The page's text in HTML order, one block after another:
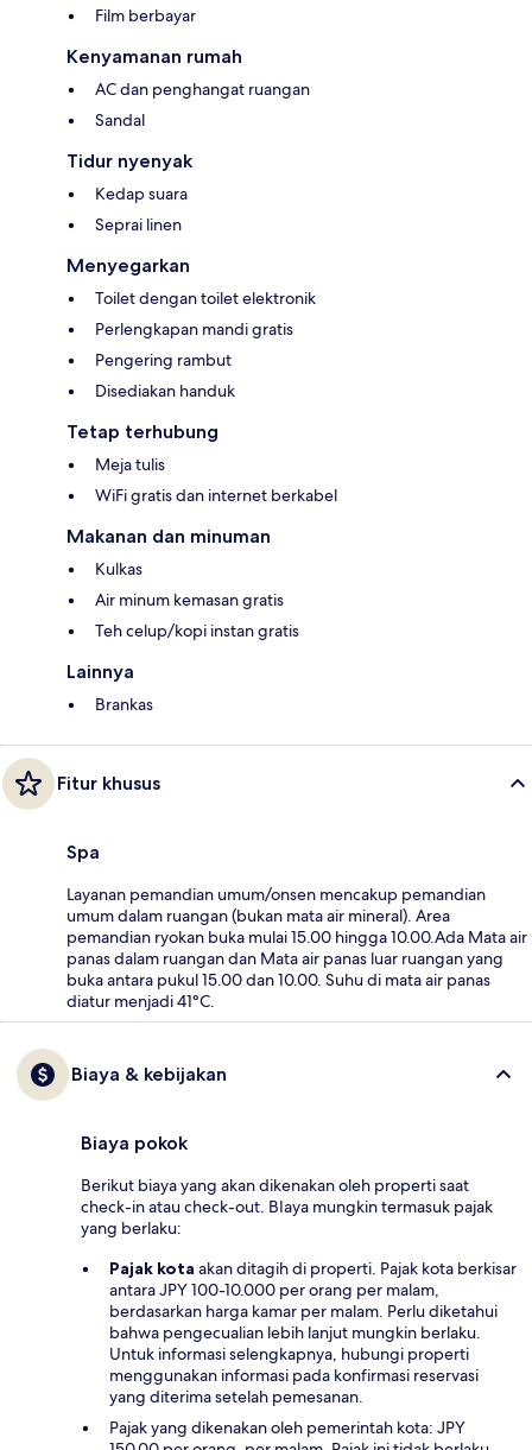
Film berbayar
Kenyamanan rumah
AC dan penghangat ruangan
Sandal
Tidur nyenyak
Kedap suara
Seprai linen
Menyegarkan
Toilet dengan toilet elektronik
Perlengkapan mandi gratis
Pengering rambut
Disediakan handuk
Tetap terhubung
Meja tulis
WiFi gratis dan internet berkabel
Makanan dan minuman
Kulkas
Air minum kemasan gratis
Teh celup/kopi instan gratis
Lainnya
Brankas
Fitur khusus
Spa
Layanan pemandian umum/onsen mencakup pemandian
umum dalam ruangan (bukan mata air mineral). Area
pemandian ryokan buka mulai 15.00 hingga 10.00.Ada Mata air
panas dalam ruangan dan Mata air panas luar ruangan yang
buka antara pukul 15.00 dan 10.00. Suhu di mata air panas
diatur menjadi 41°C.
Biaya & kebijakan
Biaya pokok
Berikut biaya yang akan dikenakan oleh properti saat
check-in atau check-out. BIaya mungkin termasuk pajak
yang berlaku:
Pajak kota akan ditagih di properti. Pajak kota berkisar
antara JPY 100-10.000 per orang per malam,
berdasarkan harga kamar per malam. Perlu diketahui
bahwa pengecualian lebih lanjut mungkin berlaku.
Untuk informasi selengkapnya, hubungi properti
menggunakan informasi pada konfirmasi reservasi
yang diterima setelah pemesanan.
Pajak yang dikenakan oleh pemerintah kota: JPY